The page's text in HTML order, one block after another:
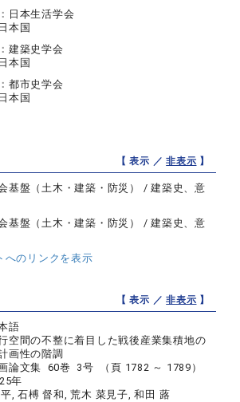
日本生活学会
日本国
建築史学会
日本国
都市史学会
日本国
【 表示 ／非表示 】
基盤（土木・建築・防災） / 建築史、意
基盤（土木・建築・防災） / 建築史、意
へのリンクを表示
【 表示 ／非表示 】
語
空間の不整に着目した戦後産業集積地の
画性の階調
論文集 60巻 3号 （頁 1782 ～ 1789）
年
, 石榑 督和, 荒木 菜見子, 和田 蕗